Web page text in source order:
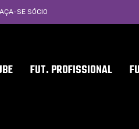
SE SÓCIO
FUT. PROFISSIONAL